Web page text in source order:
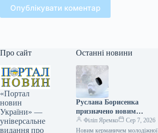
Опублікувати коментар
Про сайт
«Портал
новин
України» —
універсальне
видання про
Останні новини
Руслана Борисенка
призначено новим
керманичем юнацької
хокейної команди.
Філіп Яремко
Сер 7, 2026
Новим керманичем молодіжної